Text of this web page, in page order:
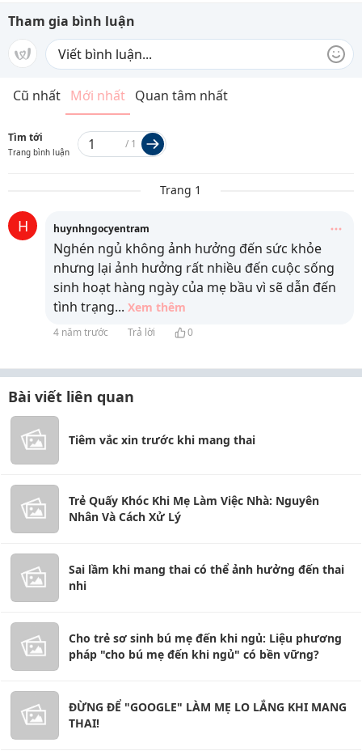
Tham gia bình luận
Cũ nhất Mới nhất Quan tâm nhất
Tìm tới
Trang bình luận
/ 1
Trang 1
H huynhngocyentram
Nghén ngủ không ảnh hưởng đến sức khỏe
nhưng lại ảnh hưởng rất nhiều đến cuộc sống
sinh hoạt hàng ngày của mẹ bầu vì sẽ dẫn đến
tình trạng... Xem thêm
4 năm trước Trả lời 0
Bài viết liên quan
Tiêm vắc xin trước khi mang thai
Trẻ Quấy Khóc Khi Mẹ Làm Việc Nhà: Nguyên
Nhân Và Cách Xử Lý
Sai lầm khi mang thai có thể ảnh hưởng đến thai
nhi
Cho trẻ sơ sinh bú mẹ đến khi ngủ: Liệu phương
pháp "cho bú mẹ đến khi ngủ" có bền vững?
ĐỪNG ĐỂ "GOOGLE" LÀM MẸ LO LẮNG KHI MANG
THAI!